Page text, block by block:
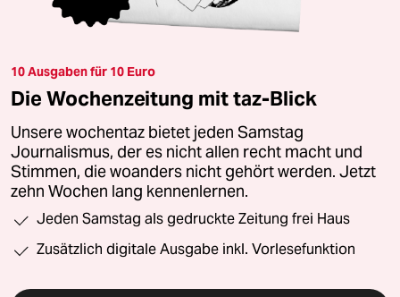
10 Ausgaben für 10 Euro
Die Wochenzeitung mit taz-Blick
Unsere wochentaz bietet jeden Samstag
Journalismus, der es nicht allen recht macht und
Stimmen, die woanders nicht gehört werden. Jetzt
zehn Wochen lang kennenlernen.
Jeden Samstag als gedruckte Zeitung frei Haus
Zusätzlich digitale Ausgabe inkl. Vorlesefunktion